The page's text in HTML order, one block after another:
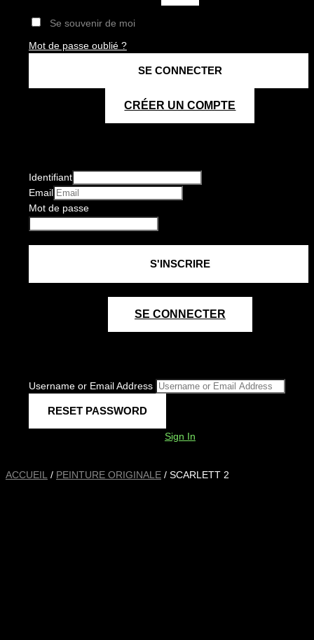
Se souvenir de moi
Mot de passe oublié ?
CRÉER UN COMPTE
Identifiant
Email
Mot de passe
SE CONNECTER
Username or Email Address
Sign In
ACCUEIL / PEINTURE ORIGINALE / SCARLETT 2